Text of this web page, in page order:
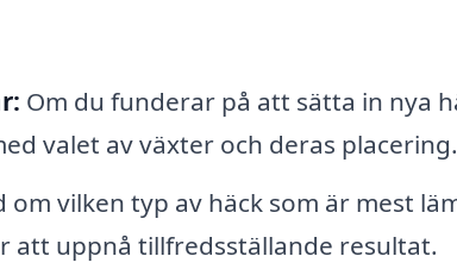
Om du funderar på att sätta in nya
valet av växter och deras placering.
om vilken typ av häck som är mest
att uppnå tillfredsställande resultat.